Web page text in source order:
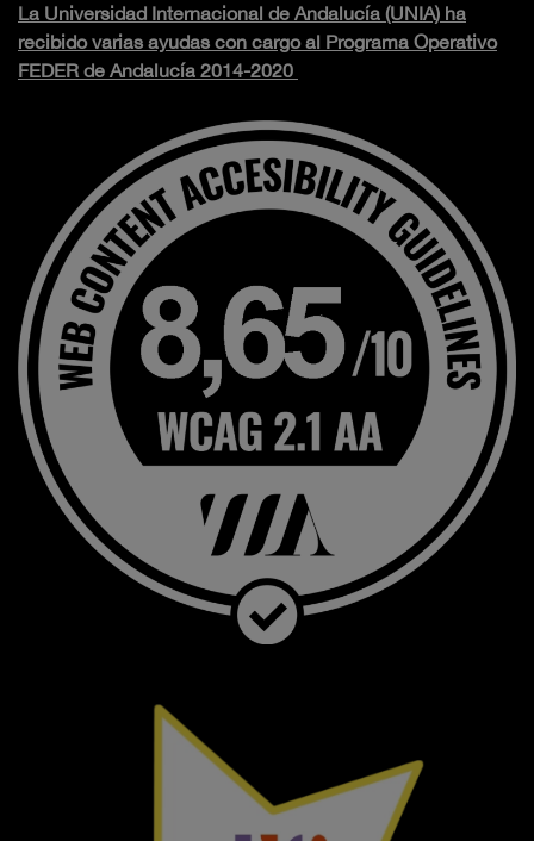
La Universidad Internacional de Andalucía (UNIA) ha
recibido varias ayudas con cargo al Programa Operativo
FEDER de Andalucía 2014-2020